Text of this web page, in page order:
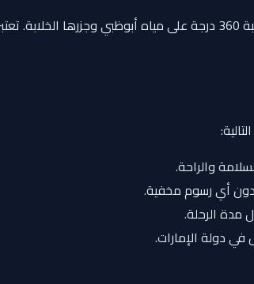
منطقة جلوس واسعة ومفتوحة تمنحك إطلالة بانورامية ساحرة بنسبة 360
والراحة.
دون أي رسوم مخفية.
مدة الرحلة.
دولة الإمارات.